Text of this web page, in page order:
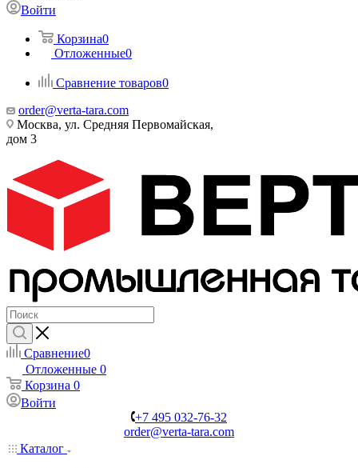
Войти
Корзина0
Отложенные0
Сравнение товаров0
order@verta-tara.com
Москва, ул. Средняя Первомайская,
дом 3
Сравнение0
Отложенные 0
Корзина 0
Войти
+7 495 032-76-32
order@verta-tara.com
Каталог